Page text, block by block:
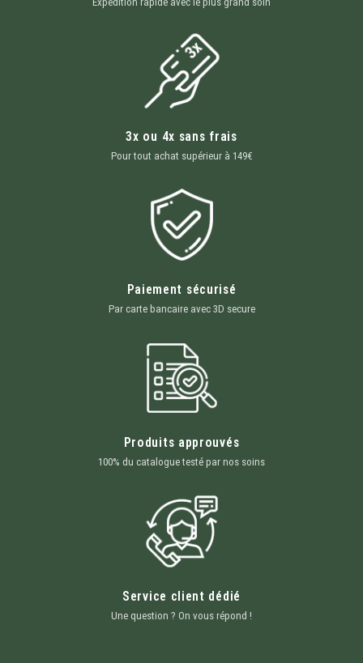
3x ou 4x sans frais
Pour tout achat supérieur à 149€
Paiement sécurisé
Par carte bancaire avec 3D secure
Produits approuvés
100% du catalogue testé par nos soins
Service client dédié
Une question ? On vous répond !